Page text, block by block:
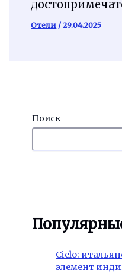
Отели /29.04.2025
Поиск
Cielo:
элемент